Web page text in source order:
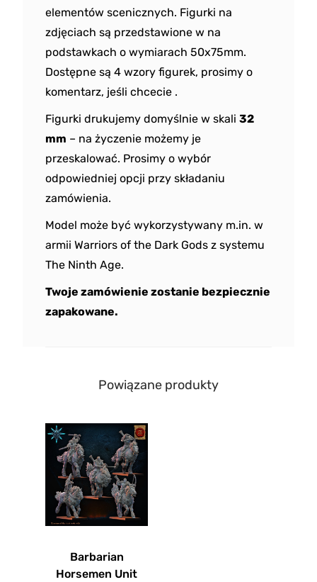
elementów scenicznych. Figurki na
zdjęciach są przedstawione w na
podstawkach o wymiarach 50x75mm.
Dostępne są 4 wzory figurek, prosimy o
komentarz, jeśli chcecie .
Figurki drukujemy domyślnie w skali 32
mm – na życzenie możemy je
przeskalować. Prosimy o wybór
odpowiedniej opcji przy składaniu
zamówienia.
Model może być wykorzystywany m.in. w
armii Warriors of the Dark Gods z systemu
The Ninth Age.
Twoje zamówienie zostanie bezpiecznie
zapakowane.
Powiązane produkty
Barbarian
Horsemen Unit